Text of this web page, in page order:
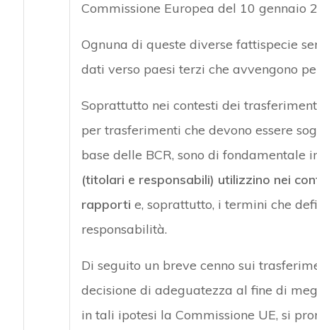
Commissione Europea del 10 gennaio
Ognuna di queste diverse fattispecie
dati verso paesi terzi che avvengono
Soprattutto nei contesti dei
per trasferimenti che devono essere
base delle BCR, sono di fondamentale
(titolari e responsabili) utilizzino nei
rapporti e, soprattutto, i termini che
responsabilità.
Di seguito un breve cenno sui
decisione di adeguatezza al fine di
in tali ipotesi la Commissione UE, si